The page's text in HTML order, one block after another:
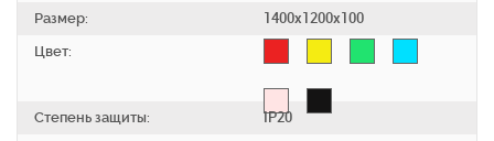
Размер:
1400х1200х100
Цвет:
Степень защиты:
IP20